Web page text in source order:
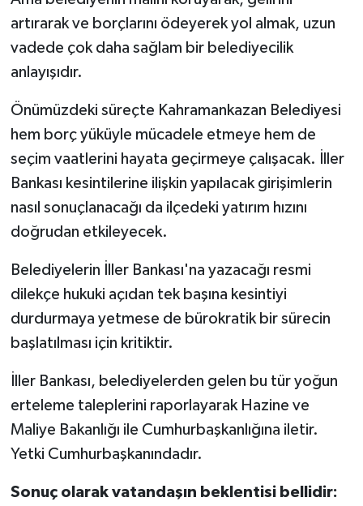
artırarak ve borçlarını ödeyerek yol almak, uzun
vadede çok daha sağlam bir belediyecilik
anlayışıdır.
Önümüzdeki süreçte Kahramankazan Belediyesi
hem borç yüküyle mücadele etmeye hem de
seçim vaatlerini hayata geçirmeye çalışacak. İller
Bankası kesintilerine ilişkin yapılacak girişimlerin
nasıl sonuçlanacağı da ilçedeki yatırım hızını
doğrudan etkileyecek.
Belediyelerin İller Bankası'na yazacağı resmi
dilekçe hukuki açıdan tek başına kesintiyi
durdurmaya yetmese de bürokratik bir sürecin
başlatılması için kritiktir.
İller Bankası, belediyelerden gelen bu tür yoğun
erteleme taleplerini raporlayarak Hazine ve
Maliye Bakanlığı ile Cumhurbaşkanlığına iletir.
Yetki Cumhurbaşkanındadır.
Sonuç olarak vatandaşın beklentisi bellidir: